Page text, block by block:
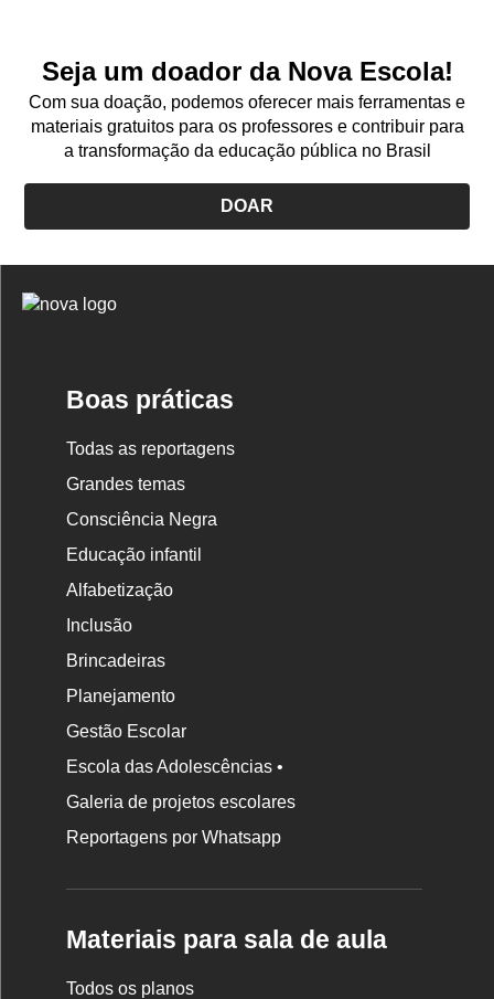
Seja um doador da Nova Escola!
Com sua doação, podemos oferecer mais ferramentas e
materiais gratuitos para os professores e contribuir para
a transformação da educação pública no Brasil
DOAR
Logo
Boas práticas
Todas as reportagens
Grandes temas
Consciência Negra
Educação infantil
Alfabetização
Inclusão
Brincadeiras
Planejamento
Gestão Escolar
Escola das Adolescências •
Galeria de projetos escolares
Reportagens por Whatsapp
Materiais para sala de aula
Todos os planos